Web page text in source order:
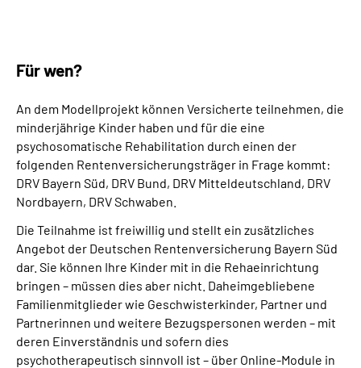
Über Uns
Inhalte in Gebärdensprache (DGS)
Leichte Sprache
Suche
Mein Kundenportal
Für wen?
An dem Modellprojekt können Versicherte teilnehmen, die
minderjährige Kinder haben und für die eine
psychosomatische Rehabilitation durch einen der
folgenden Rentenversicherungsträger in Frage kommt:
DRV Bayern Süd, DRV Bund, DRV Mitteldeutschland, DRV
Nordbayern, DRV Schwaben.
Die Teilnahme ist freiwillig und stellt ein zusätzliches
Angebot der Deutschen Rentenversicherung Bayern Süd
dar. Sie können Ihre Kinder mit in die Rehaeinrichtung
bringen – müssen dies aber nicht. Daheimgebliebene
Familienmitglieder wie Geschwisterkinder, Partner und
Partnerinnen und weitere Bezugspersonen werden – mit
deren Einverständnis und sofern dies
psychotherapeutisch sinnvoll ist – über Online‐Module in